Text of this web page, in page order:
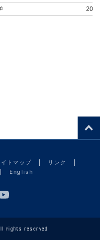
2004
トマップ
リンク
English
rights reserved.